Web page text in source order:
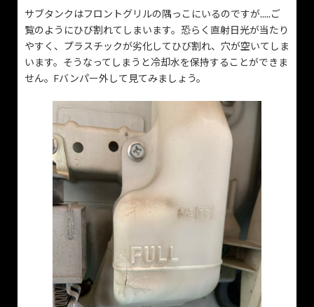
サブタンクはフロントグリルの隅っこにいるのですが.....ご
覧のようにひび割れてしまいます。恐らく直射日光が当たり
やすく、プラスチックが劣化してひび割れ、穴が空いてしま
います。そうなってしまうと冷却水を保持することができま
せん。Fバンパー外して見てみましょう。